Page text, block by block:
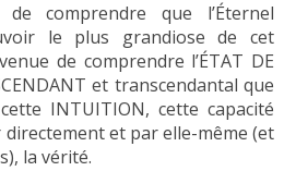
comprendre que l’Éternel
le plus grandiose de cet
de comprendre l’ÉTAT DE
et transcendantal que
INTUITION, cette capacité
directement et par elle-même (et
la vérité.